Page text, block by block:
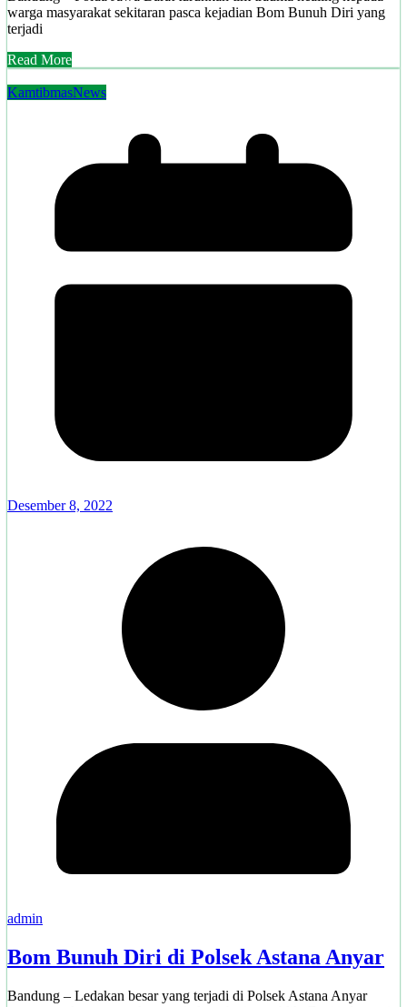
warga masyarakat sekitaran pasca kejadian Bom Bunuh Diri yang
terjadi
Read More
KamtibmasNews
Desember 8, 2022
admin
Bom Bunuh Diri di Polsek Astana Anyar
Bandung – Ledakan besar yang terjadi di Polsek Astana Anyar